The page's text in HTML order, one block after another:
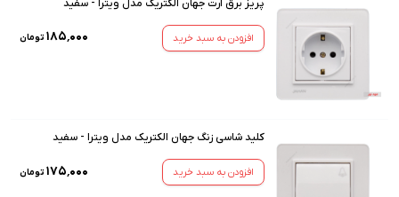
پریز برق ارت جهان الکتریک مدل ویترا - سفید
افزودن به سبد خرید ۱۸۵٬۰۰۰ تومان
کلید شاسی زنگ جهان الکتریک مدل ویترا - سفید
افزودن به سبد خرید ۱۷۵٬۰۰۰ تومان